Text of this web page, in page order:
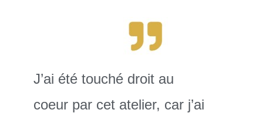
J’ai été touché droit au
coeur par cet atelier, car j’ai